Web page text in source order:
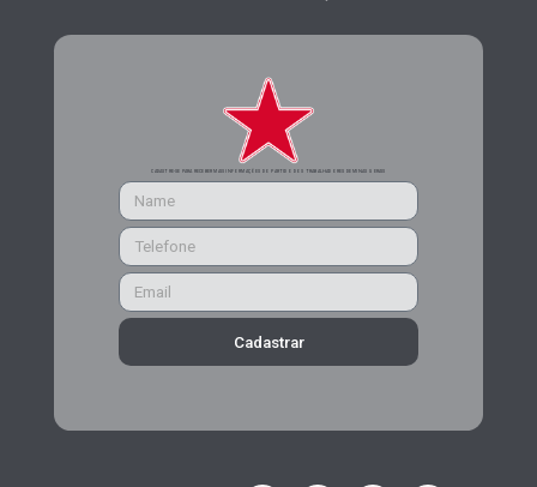
CADASTRE-SE PARA RECEBER MAIS INFORMAÇÕES DO PARTIDO DOS TRABALHADORES DE MINAS GERAIS
Cadastrar